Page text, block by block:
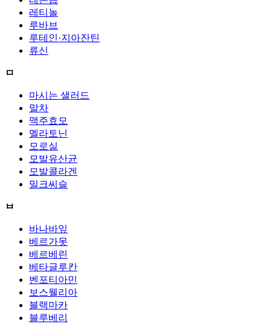
레티놀
루바브
루테인·지아잔틴
류신
ㅁ
마시는 샐러드
말차
맥주효모
멜라토닌
모로실
모발유산균
모발콜라겐
밀크씨슬
ㅂ
바나바잎
베르가못
베르베린
베타글루칸
벤포티아민
보스웰리아
블랙마카
블루베리